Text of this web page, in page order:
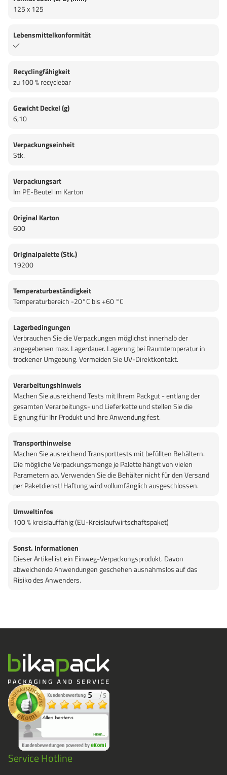
125 x 125
Lebensmittelkonformität
Recyclingfähigkeit
zu 100 % recyclebar
Gewicht Deckel (g)
6,10
Verpackungseinheit
Stk.
Verpackungsart
Im PE-Beutel im Karton
Original Karton
600
Originalpalette (Stk.)
19200
Temperaturbeständigkeit
Temperaturbereich -20°C bis +60 °C
Lagerbedingungen
Verbrauchen Sie die Verpackungen möglichst innerhalb der
angegebenen max. Lagerdauer. Lagerung bei Raumtemperatur in
trockener Umgebung. Vermeiden Sie UV-Direktkontakt.
Verarbeitungshinweis
Machen Sie ausreichend Tests mit Ihrem Packgut - entlang der
gesamten Verarbeitungs- und Lieferkette und stellen Sie die
Eignung für Ihr Produkt und Ihre Anwendung fest.
Transporthinweise
Machen Sie ausreichend Transporttests mit befüllten Behältern.
Die mögliche Verpackungsmenge je Palette hängt von vielen
Parametern ab. Verwenden Sie die Behälter nicht für den Versand
per Paketdienst! Haftung wird vollumfänglich ausgeschlossen.
Umweltinfos
100 % kreislauffähig (EU-Kreislaufwirtschaftspaket)
Sonst. Informationen
Dieser Artikel ist ein Einweg-Verpackungsprodukt. Davon
abweichende Anwendungen geschehen ausnahmslos auf das
Risiko des Anwenders.
Service Hotline